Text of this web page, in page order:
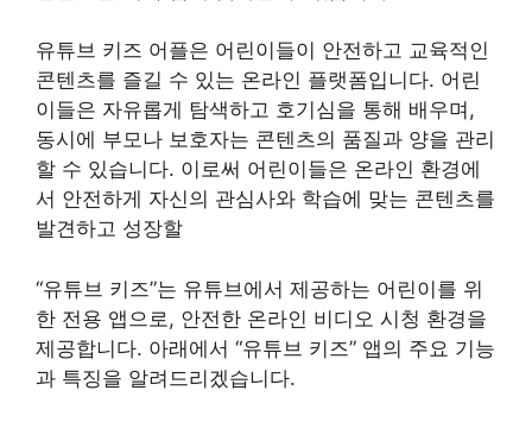
유튜브 키즈 어플은 어린이들이 안전하고 교육적인
콘텐츠를 즐길 수 있는 온라인 플랫폼입니다. 어린
이들은 자유롭게 탐색하고 호기심을 통해 배우며,
동시에 부모나 보호자는 콘텐츠의 품질과 양을 관리
할 수 있습니다. 이로써 어린이들은 온라인 환경에
서 안전하게 자신의 관심사와 학습에 맞는 콘텐츠를
발견하고 성장할
“유튜브 키즈”는 유튜브에서 제공하는 어린이를 위
한 전용 앱으로, 안전한 온라인 비디오 시청 환경을
제공합니다. 아래에서 “유튜브 키즈” 앱의 주요 기능
과 특징을 알려드리겠습니다.